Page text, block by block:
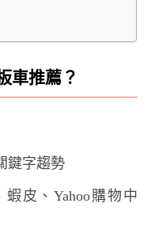
車推薦？
鍵字趨勢
皮、Yahoo購物中